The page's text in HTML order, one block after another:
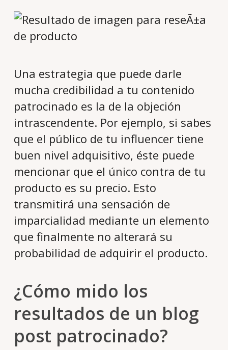
Una estrategia que puede darle
mucha credibilidad a tu contenido
patrocinado es la de la objeción
intrascendente. Por ejemplo, si sabes
que el público de tu influencer tiene
buen nivel adquisitivo, éste puede
mencionar que el único contra de tu
producto es su precio. Esto
transmitirá una sensación de
imparcialidad mediante un elemento
que finalmente no alterará su
probabilidad de adquirir el producto.
¿Cómo mido los
resultados de un blog
post patrocinado?